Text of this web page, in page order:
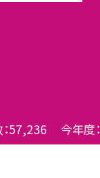
57,236 今年度：